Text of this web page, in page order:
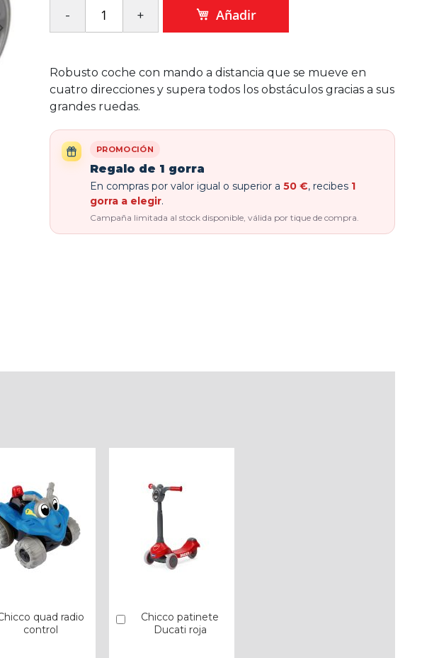
Añadir
Robusto coche con mando a distancia que se mueve en
cuatro direcciones y supera todos los obstáculos gracias a sus
grandes ruedas.
PROMOCIÓN
Regalo de 1 gorra
En compras por valor igual o superior a 50 €, recibes 1
gorra a elegir.
Campaña limitada al stock disponible, válida por tique de compra.
quad radio
control
Chicco patinete
Ducati roja
Añadir